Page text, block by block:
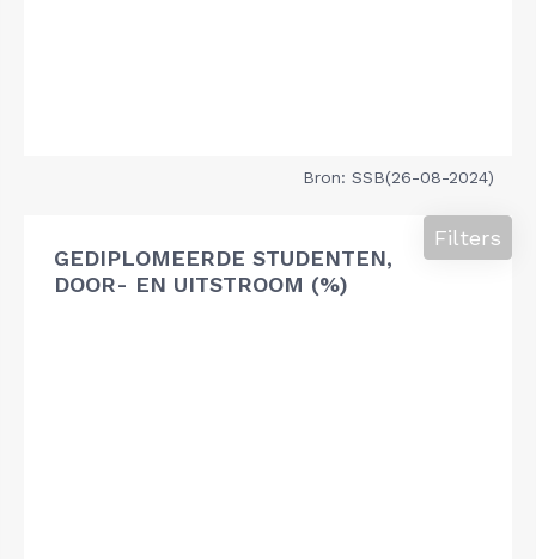
Bron: SSB(26-08-2024)
GEDIPLOMEERDE STUDENTEN,
DOOR- EN UITSTROOM (%)
Filters